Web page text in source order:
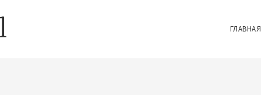
ГЛАВНАЯ